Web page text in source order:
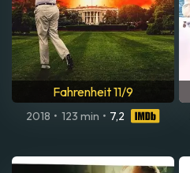
Fahrenheit 11/9
2018 • 123 min • 7,2